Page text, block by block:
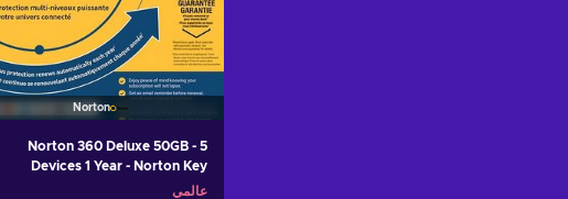
Norton
Norton 360 Deluxe 50GB - 5
Devices 1 Year - Norton Key
EUROPE
عالمي